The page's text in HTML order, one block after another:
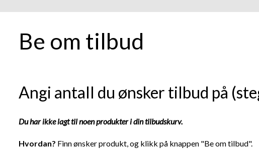
Be om tilbud
Angi antall du ønsker tilbud på
Du har ikke lagt til noen produkter i din tilbudskurv.
Hvordan? Finn ønsker produkt, og klikk på knappen "Be om tilbud".